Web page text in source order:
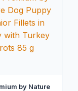
by Nature